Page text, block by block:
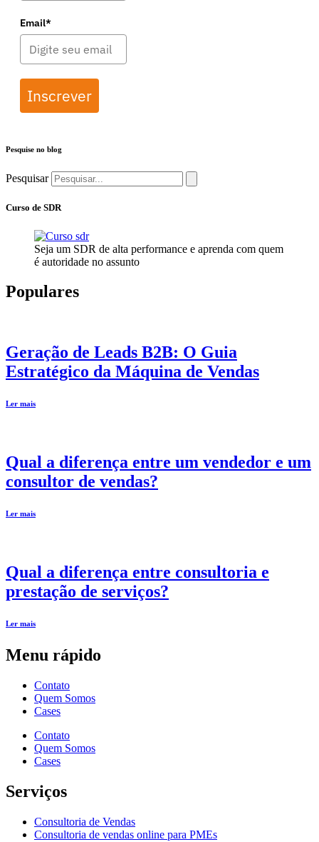
Email*
Inscrever
Pesquise no blog
Pesquisar
Curso de SDR
Seja um SDR de alta performance e aprenda com quem
é autoridade no assunto
Populares
Geração de Leads B2B: O Guia
Estratégico da Máquina de Vendas
Ler mais
Qual a diferença entre um vendedor e um
consultor de vendas?
Ler mais
Qual a diferença entre consultoria e
prestação de serviços?
Ler mais
Menu rápido
Contato
Quem Somos
Cases
Contato
Quem Somos
Cases
Serviços
Consultoria de Vendas
Consultoria de vendas online para PMEs